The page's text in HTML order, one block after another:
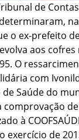
de
o ex-prefeito
aos
O
com
Saúde do
comprovação
à
exercício de